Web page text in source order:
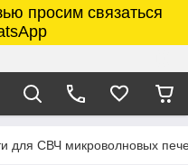
просим связаться
для СВЧ микроволновых